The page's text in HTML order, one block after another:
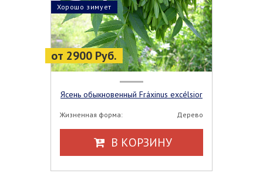
от 2900 Руб.
Хорошо зимует
Ясень обыкновенный Fráxinus excélsior
Жизненная форма: Дерево
В КОРЗИНУ